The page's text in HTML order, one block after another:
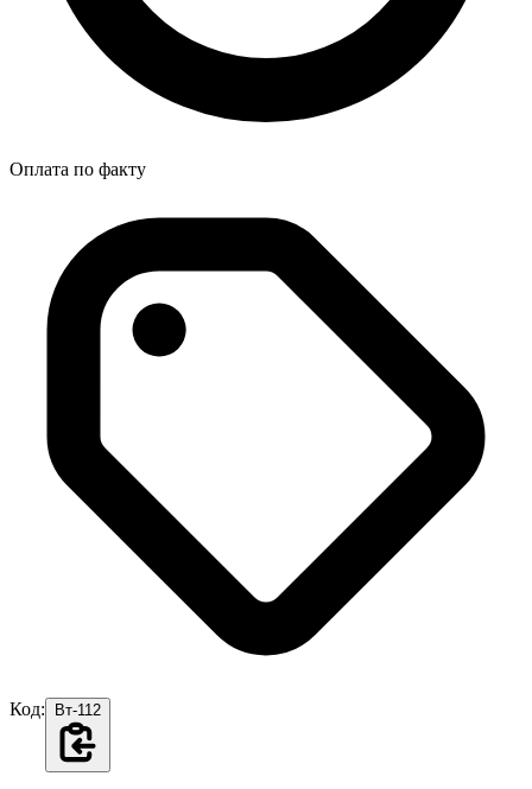
Оплата по факту
Код: Вт-112